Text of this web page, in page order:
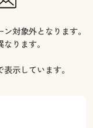
対象外となります。
ります。
示しています。